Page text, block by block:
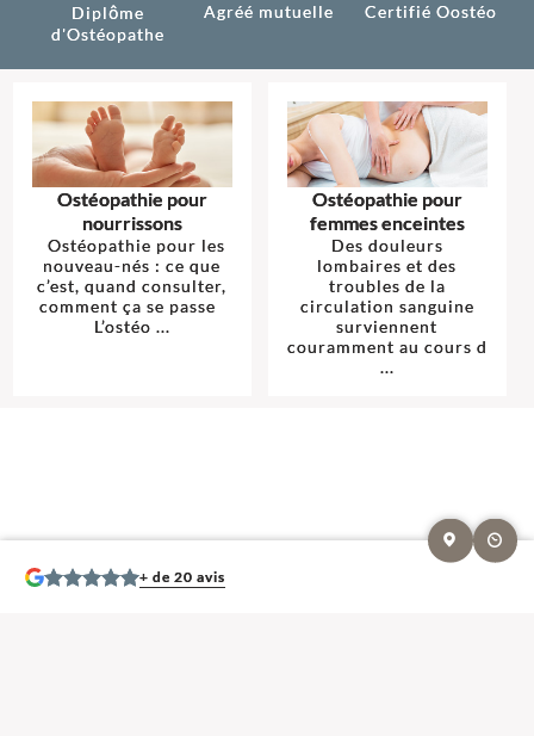
Diplôme
d'Ostéopathe
Agréé mutuelle Certifié Oostéo
Ostéopathie pour
nourrissons
Ostéopathie pour les
nouveau-nés : ce que
c’est, quand consulter,
comment ça se passe
L’ostéo ...
Ostéopathie pour
femmes enceintes
Des douleurs
lombaires et des
troubles de la
circulation sanguine
surviennent
couramment au cours d
...
+ de 20 avis